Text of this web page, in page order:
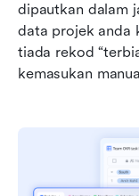
dipautkan dalam
data projek anda
tiada rekod
kemasukan